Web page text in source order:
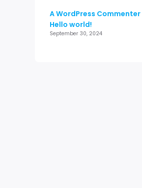
A WordPress Commenter
Hello world!
September 30, 2024